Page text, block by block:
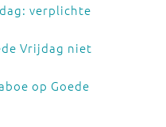
verplichte
Vrijdag niet
op Goede